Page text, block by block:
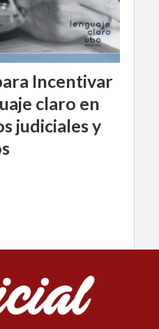
Incentivar
claro en
judiciales y